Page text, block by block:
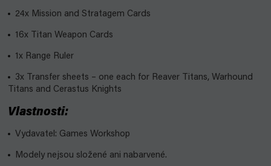
24x Mission and Stratagem Cards
16x Titan Weapon Cards
1x Range Ruler
3x Transfer sheets – one each for Reaver Titans, Warhound
Titans and Cerastus Knights
Vlastnosti:
Vydavatel: Games Workshop
Modely nejsou složené ani nabarvené.